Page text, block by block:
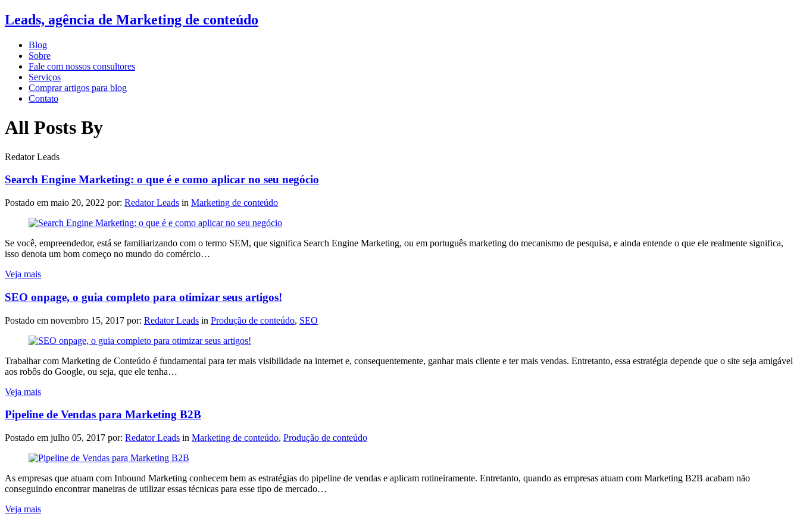
Leads, agência de Marketing de conteúdo
Blog
Sobre
Fale com nossos consultores
Serviços
Comprar artigos para blog
Contato
All Posts By
Redator Leads
Search Engine Marketing: o que é e como aplicar no seu negócio
Postado em maio 20, 2022 por: Redator Leads in Marketing de conteúdo
Se você, empreendedor, está se familiarizando com o termo SEM, que significa Search Engine Marketing, ou em português marketing do mecanismo de pesquisa, e ainda entende o que ele realmente significa,
isso denota um bom começo no mundo do comércio…
Veja mais
SEO onpage, o guia completo para otimizar seus artigos!
Postado em novembro 15, 2017 por: Redator Leads in Produção de conteúdo, SEO
Trabalhar com Marketing de Conteúdo é fundamental para ter mais visibilidade na internet e, consequentemente, ganhar mais cliente e ter mais vendas. Entretanto, essa estratégia depende que o site seja amigável
aos robôs do Google, ou seja, que ele tenha…
Veja mais
Pipeline de Vendas para Marketing B2B
Postado em julho 05, 2017 por: Redator Leads in Marketing de conteúdo, Produção de conteúdo
As empresas que atuam com Inbound Marketing conhecem bem as estratégias do pipeline de vendas e aplicam rotineiramente. Entretanto, quando as empresas atuam com Marketing B2B acabam não
conseguindo encontrar maneiras de utilizar essas técnicas para esse tipo de mercado…
Veja mais